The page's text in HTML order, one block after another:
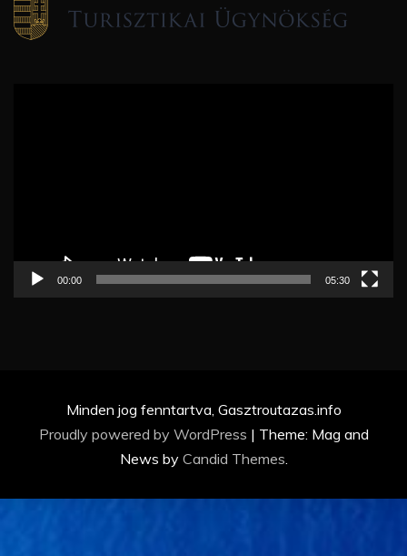
00:00 05:30
Minden jog fenntartva, Gasztroutazas.info
Proudly powered by WordPress | Theme: Mag and
News by Candid Themes.